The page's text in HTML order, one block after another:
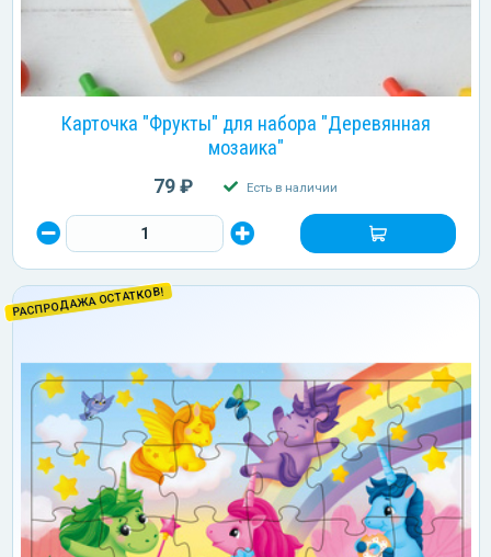
Карточка "Фрукты" для набора "Деревянная
мозаика"
79 ₽ Есть в наличии
РАСПРОДАЖА ОСТАТКОВ!